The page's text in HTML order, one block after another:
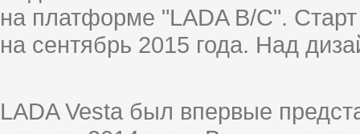
на платформе "LADA B/C".
на сентябрь 2015 года. Над
LADA Vesta был впервые